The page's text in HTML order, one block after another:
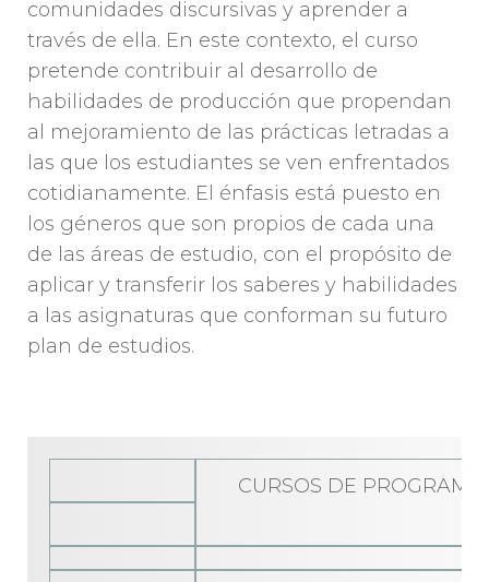
comunidades discursivas y aprender a
través de ella. En este contexto, el curso
pretende contribuir al desarrollo de
habilidades de producción que propendan
al mejoramiento de las prácticas letradas a
las que los estudiantes se ven enfrentados
cotidianamente. El énfasis está puesto en
los géneros que son propios de cada una
de las áreas de estudio, con el propósito de
aplicar y transferir los saberes y habilidades
a las asignaturas que conforman su futuro
plan de estudios.
CURSOS DE